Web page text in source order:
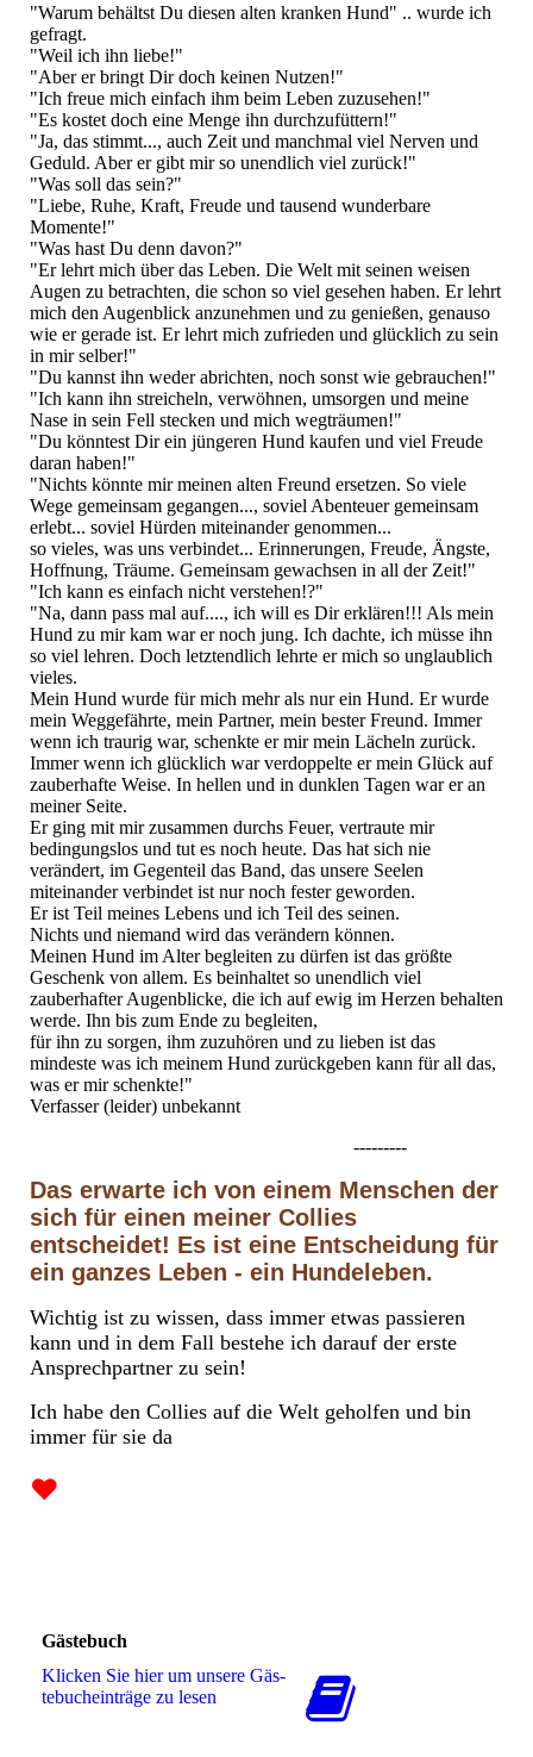
"Warum behältst Du diesen alten kranken Hund" .. wurde ich
gefragt.
"Weil ich ihn liebe!"
"Aber er bringt Dir doch keinen Nutzen!"
"Ich freue mich einfach ihm beim Leben zuzusehen!"
"Es kostet doch eine Menge ihn durchzufüttern!"
"Ja, das stimmt..., auch Zeit und manchmal viel Nerven und
Geduld. Aber er gibt mir so unendlich viel zurück!"
"Was soll das sein?"
"Liebe, Ruhe, Kraft, Freude und tausend wunderbare
Momente!"
"Was hast Du denn davon?"
"Er lehrt mich über das Leben. Die Welt mit seinen weisen
Augen zu betrachten, die schon so viel gesehen haben. Er lehrt
mich den Augenblick anzunehmen und zu genießen, genauso
wie er gerade ist. Er lehrt mich zufrieden und glücklich zu sein
in mir selber!"
"Du kannst ihn weder abrichten, noch sonst wie gebrauchen!"
"Ich kann ihn streicheln, verwöhnen, umsorgen und meine
Nase in sein Fell stecken und mich wegträumen!"
"Du könntest Dir ein jüngeren Hund kaufen und viel Freude
daran haben!"
"Nichts könnte mir meinen alten Freund ersetzen. So viele
Wege gemeinsam gegangen..., soviel Abenteuer gemeinsam
erlebt... soviel Hürden miteinander genommen...
so vieles, was uns verbindet... Erinnerungen, Freude, Ängste,
Hoffnung, Träume. Gemeinsam gewachsen in all der Zeit!"
"Ich kann es einfach nicht verstehen!?"
"Na, dann pass mal auf...., ich will es Dir erklären!!! Als mein
Hund zu mir kam war er noch jung. Ich dachte, ich müsse ihn
so viel lehren. Doch letztendlich lehrte er mich so unglaublich
vieles.
Mein Hund wurde für mich mehr als nur ein Hund. Er wurde
mein Weggefährte, mein Partner, mein bester Freund. Immer
wenn ich traurig war, schenkte er mir mein Lächeln zurück.
Immer wenn ich glücklich war verdoppelte er mein Glück auf
zauberhafte Weise. In hellen und in dunklen Tagen war er an
meiner Seite.
Er ging mit mir zusammen durchs Feuer, vertraute mir
bedingungslos und tut es noch heute. Das hat sich nie
verändert, im Gegenteil das Band, das unsere Seelen
miteinander verbindet ist nur noch fester geworden.
Er ist Teil meines Lebens und ich Teil des seinen.
Nichts und niemand wird das verändern können.
Meinen Hund im Alter begleiten zu dürfen ist das größte
Geschenk von allem. Es beinhaltet so unendlich viel
zauberhafter Augenblicke, die ich auf ewig im Herzen behalten
werde. Ihn bis zum Ende zu begleiten,
für ihn zu sorgen, ihm zuzuhören und zu lieben ist das
mindeste was ich meinem Hund zurückgeben kann für all das,
was er mir schenkte!"
Verfasser (leider) unbekannt
---------
Das erwarte ich von einem Menschen der
sich für einen meiner Collies
entscheidet! Es ist eine Entscheidung für
ein ganzes Leben - ein Hundeleben.
Wichtig ist zu wissen, dass immer etwas passieren
kann und in dem Fall bestehe ich darauf der erste
Ansprechpartner zu sein!
Ich habe den Collies auf die Welt geholfen und bin
immer für sie da
❤
Gästebuch
Klicken Sie hier um unsere Gäs­
te­buch­ein­trä­ge zu lesen